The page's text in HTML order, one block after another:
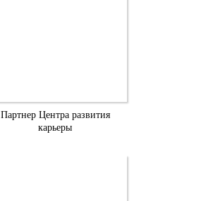
Партнер Центра развития
карьеры